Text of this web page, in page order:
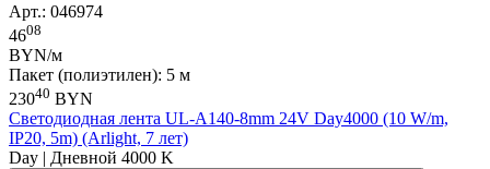
Арт.: 046974
4608
BYN/м
Пакет (полиэтилен): 5 м
23040 BYN
Светодиодная лента UL-A140-8mm 24V Day4000 (10 W/m,
IP20, 5m) (Arlight, 7 лет)
Day | Дневной 4000 K